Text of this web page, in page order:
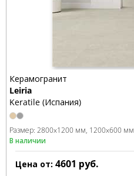
Керамогранит
Leiria
Keratile (Испания)
Размер: 2800x1200 мм 1200x600 мм
В наличии
Цена от: 4601 руб.